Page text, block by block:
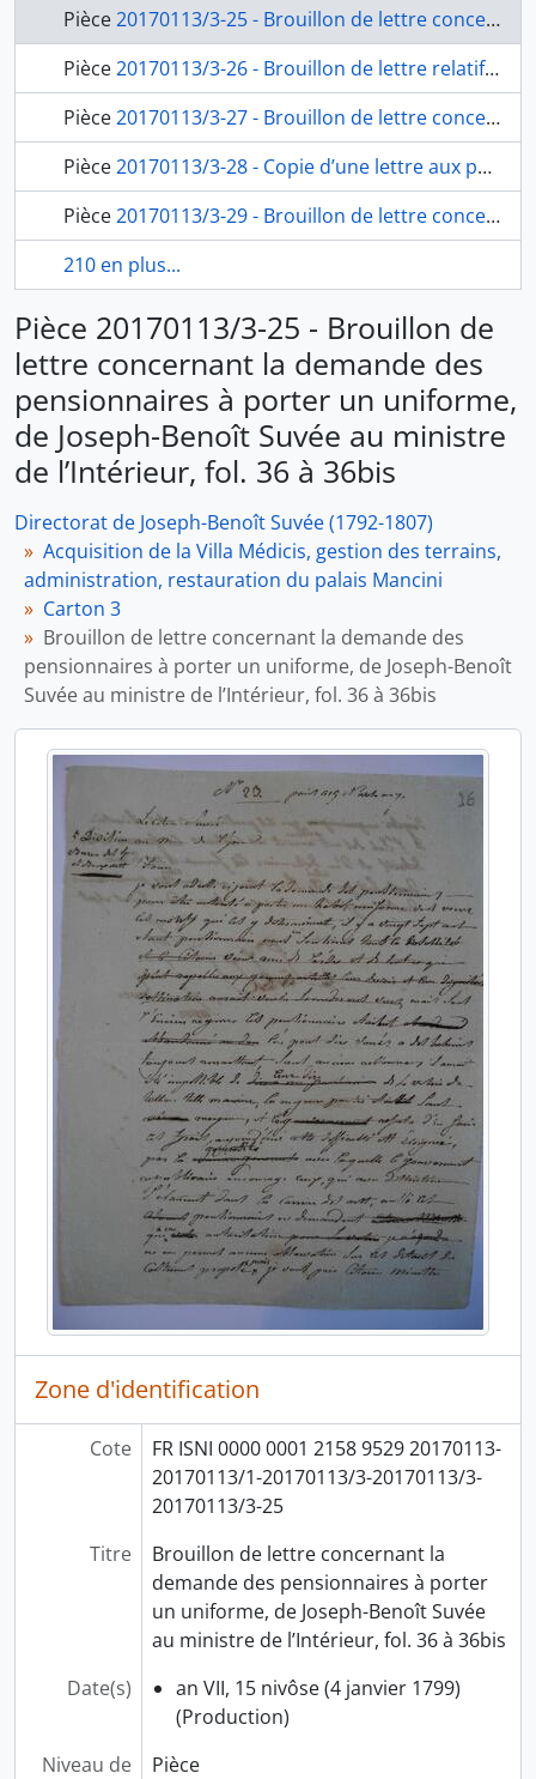
Pièce20170113/3-25 - Brouillon de lettre concernant la demande des pensionnaires à porter un uniforme, de Joseph-Benoît Suvée au ministre de l’Intérieur, fol. 36 à 36bis
Pièce20170113/3-26 - Brouillon de lettre relatif aux uniformes portés par les pensionnaires dans le règlement de l’École des arts à Rome, de Joseph-Benoît Suvée à Jacquomont, fol. 37
Pièce20170113/3-27 - Brouillon de lettre concernant les opérations à faire pour le rétablissement de l’École, de Joseph-Benoît Suvée au ministère de l’Intérieur, fol. 38
Pièce20170113/3-28 - Copie d’une lettre aux pensionnaires demandant leur adresse d’habitation, de Joseph-Benoît Suvée aux pensionnaires de l’Académie, fol. 39
Pièce20170113/3-29 - Brouillon de lettre concernant l’uniforme des pensionnaires, de Joseph-Benoît Suvée au ministre de l’Intérieur, fol. 40 à 40bis
210 en plus...
Pièce 20170113/3-25 - Brouillon de
lettre concernant la demande des
pensionnaires à porter un uniforme,
de Joseph-Benoît Suvée au ministre
de l’Intérieur, fol. 36 à 36bis
Directorat de Joseph-Benoît Suvée (1792-1807)
Acquisition de la Villa Médicis, gestion des terrains,
administration, restauration du palais Mancini
Carton 3
Brouillon de lettre concernant la demande des
pensionnaires à porter un uniforme, de Joseph-Benoît
Suvée au ministre de l’Intérieur, fol. 36 à 36bis
Zone d'identification
Cote
FR ISNI 0000 0001 2158 9529 20170113-
20170113/1-20170113/3-20170113/3-
20170113/3-25
Titre
Brouillon de lettre concernant la
demande des pensionnaires à porter
un uniforme, de Joseph-Benoît Suvée
au ministre de l’Intérieur, fol. 36 à 36bis
Date(s)
an VII, 15 nivôse (4 janvier 1799)
(Production)
Niveau de
Pièce